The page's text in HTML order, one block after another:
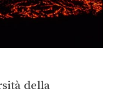
della